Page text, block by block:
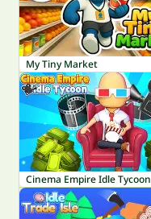
My Tiny Market
Cinema Empire Idle Tycoon